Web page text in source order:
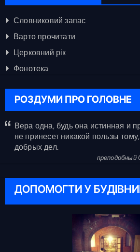
Словниковий запас
Варто прочитати
Церковний рік
Фонотека
РОЗДУМИ ПРО ГОЛОВНЕ
Вера одна, будь она истинная и
не принесет никакой пользы
добрых дел.
преподобный
ДОПОМОГТИ У